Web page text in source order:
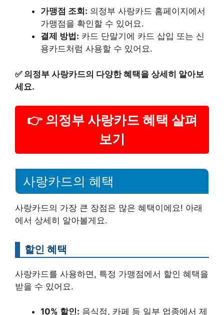
가맹점 조회: 의정부 사랑카드 홈페이지에서
가맹점을 확인할 수 있어요.
결제 방법: 카드 단말기에 카드 삽입 또는 신
용카드처럼 사용할 수 있어요.
✅ 의정부 사랑카드의 다양한 혜택을 상세히 알아보
세요.
👉 의정부 사랑카드 혜택 살펴
보기
사랑카드의 혜택
사랑카드의 가장 큰 장점은 많은 혜택이에요! 아래
에서 상세히 알아볼게요.
할인 혜택
사랑카드를 사용하면, 특정 가맹점에서 할인 혜택을
받을 수 있어요.
10% 할인: 음식점, 카페 등 일부 업종에서 제